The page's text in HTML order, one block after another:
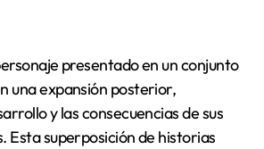
presentado en un conjunto
una expansión posterior,
y las consecuencias de sus
Esta superposición de historias